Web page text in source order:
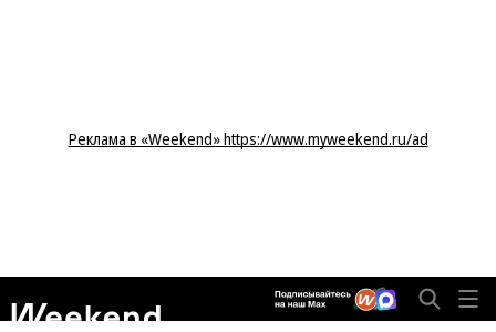
Реклама в «Weekend» https://www.myweekend.ru/ad